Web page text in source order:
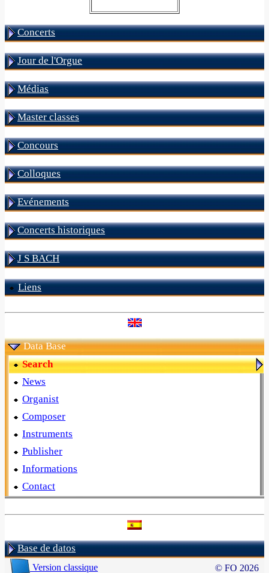
Concerts
Jour de l'Orgue
Médias
Master classes
Concours
Colloques
Evénements
Concerts historiques
J S BACH
Liens
Data Base
Search
News
Organist
Composer
Instruments
Publisher
Informations
Contact
Base de datos
Version classique © FO 2026